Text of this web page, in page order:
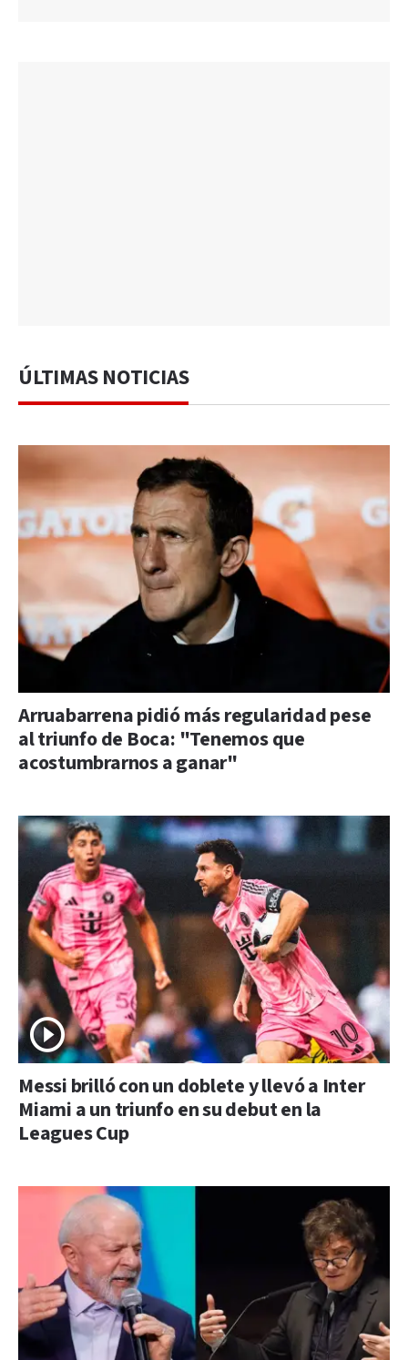
ÚLTIMAS NOTICIAS
Arruabarrena pidió más regularidad pese
al triunfo de Boca: "Tenemos que
acostumbrarnos a ganar"
Messi brilló con un doblete y llevó a Inter
Miami a un triunfo en su debut en la
Leagues Cup